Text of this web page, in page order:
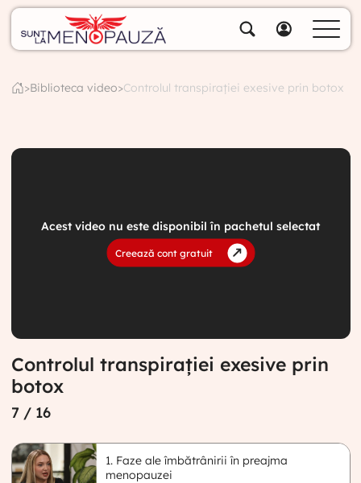
Specialiștii noștri
Contul meu
>Biblioteca video>Controlul transpirației exesive prin botox
Acest video nu este disponibil în pachetul selectat
Creează cont gratuit
Controlul transpirației exesive prin
botox
7/ 16
1. Faze ale îmbătrânirii în preajma
menopauzei